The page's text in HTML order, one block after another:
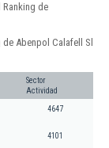
de
Abenpol Calafell Sl
Sector
Actividad
4647
4101